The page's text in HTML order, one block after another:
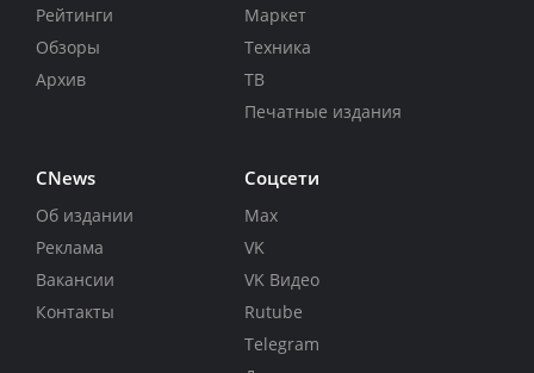
Рейтинги
Обзоры
Архив
Маркет
Техника
ТВ
Печатные издания
CNews
Об издании
Реклама
Вакансии
Контакты
Соцсети
Max
VK
VK Видео
Rutube
Telegram